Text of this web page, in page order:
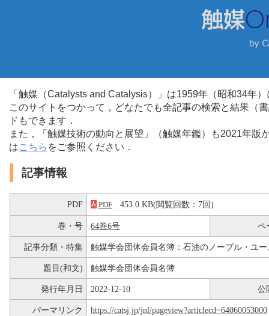
「触媒（Catalysts and Catalysis）」は1959年（昭和34年
このサイトをつかって，どなたでも全記事の検索と結果（
ドもできます．
また，「触媒技術の動向と展望」（触媒年鑑）も2021年
はこちら をご参照ください．
記事情報
PDF PDF 453.0 KB(閲覧回数：7回)
巻・号 64巻6号 ペ
記事分類・特集 触媒学会団体会員名簿：石油のノーブル・ユ
題目(和文) 触媒学会団体会員名簿
発行年月日 2022-12-10 公
パーマリンク https://catsj.jp/jnl/pageview?articlecd=64060053000